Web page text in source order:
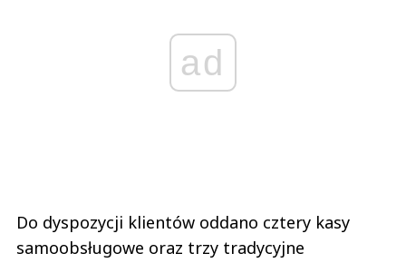
ad
Do dyspozycji klientów oddano cztery kasy
samoobsługowe oraz trzy tradycyjne